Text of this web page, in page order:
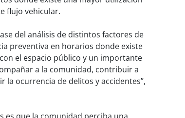
flujo vehicular.
del análisis de distintos factores de
preventiva en horarios donde existe
el espacio público y un importante
a la comunidad, contribuir a
la ocurrencia de delitos y accidentes”,